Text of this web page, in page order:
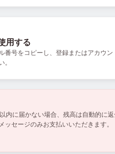
用する
番号をコピーし、登録またはアカウ
内に届かない場合、残高は自動的に
ッセージのみお支払いいただきます。